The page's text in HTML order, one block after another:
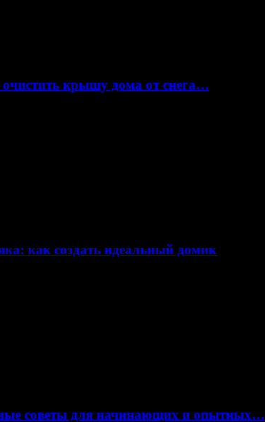
крышу дома от снега…
как создать идеальный домик
советы для начинающих и опытных…